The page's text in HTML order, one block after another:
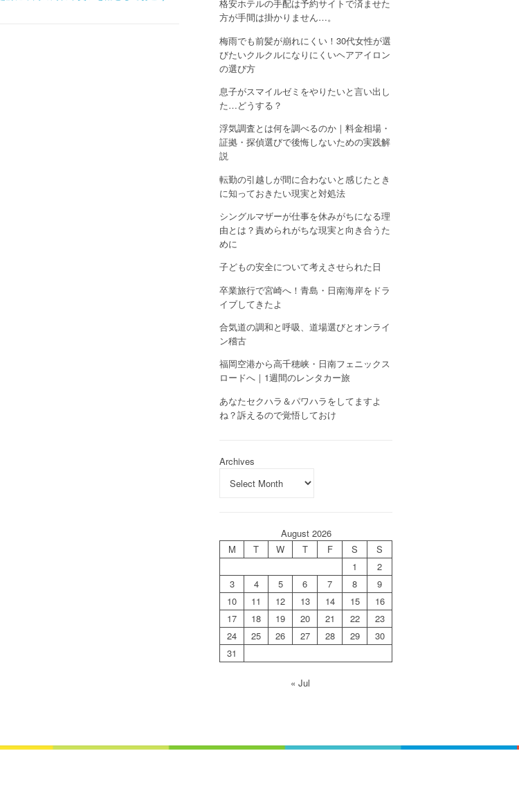
格安ホテルの手配は予約サイトで済ませた
方が手間は掛かりません…。
梅雨でも前髪が崩れにくい！30代女性が選
びたいクルクルになりにくいヘアアイロン
の選び方
息子がスマイルゼミをやりたいと言い出し
た…どうする？
浮気調査とは何を調べるのか｜料金相場・
証拠・探偵選びで後悔しないための実践解
説
転勤の引越しが間に合わないと感じたとき
に知っておきたい現実と対処法
シングルマザーが仕事を休みがちになる理
由とは？責められがちな現実と向き合うた
めに
子どもの安全について考えさせられた日
卒業旅行で宮崎へ！青島・日南海岸をドラ
イブしてきたよ
合気道の調和と呼吸、道場選びとオンライ
ン稽古
福岡空港から高千穂峡・日南フェニックス
ロードへ｜1週間のレンタカー旅
あなたセクハラ＆パワハラをしてますよ
ね？訴えるので覚悟しておけ
Archives
August 2026
M
T W T F S
S
1
2
3
4 5 6 7 8
9
10
11 12 13 14 15
16
17
18 19 20 21 22
23
24
25 26 27 28 29
30
31
« Jul